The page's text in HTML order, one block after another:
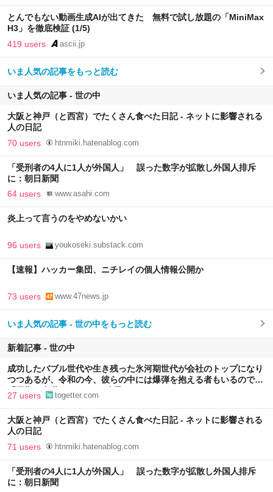
とんでもない動画生成AIが出てきた 無料で試し放題の「MiniMax
H3」を徹底検証 (1/5)
419 users ascii.jp
いま人気の記事をもっと読む
いま人気の記事 - 世の中
大阪と神戸（と西宮）でたくさん食べた日記 - ネットに影響される
人の日記
70 users htnmiki.hatenablog.com
「受刑者の4人に1人が外国人」 誤った数字が拡散し外国人排斥
に：朝日新聞
64 users www.asahi.com
炎上って言うのをやめないかい
96 users youkoseki.substack.com
【速報】ハッカー集団、ニチレイの個人情報公開か
73 users www.47news.jp
いま人気の記事 - 世の中をもっと読む
新着記事 - 世の中
成功したバブル世代や生き残った氷河期世代が会社のトップになり
つつあるが、令和の今、彼らの中には爆弾を抱える者もいるのでは
「同期の出世頭がコレで2人飛んだな。」
27 users togetter.com
大阪と神戸（と西宮）でたくさん食べた日記 - ネットに影響される
人の日記
71 users htnmiki.hatenablog.com
「受刑者の4人に1人が外国人」 誤った数字が拡散し外国人排斥
に：朝日新聞